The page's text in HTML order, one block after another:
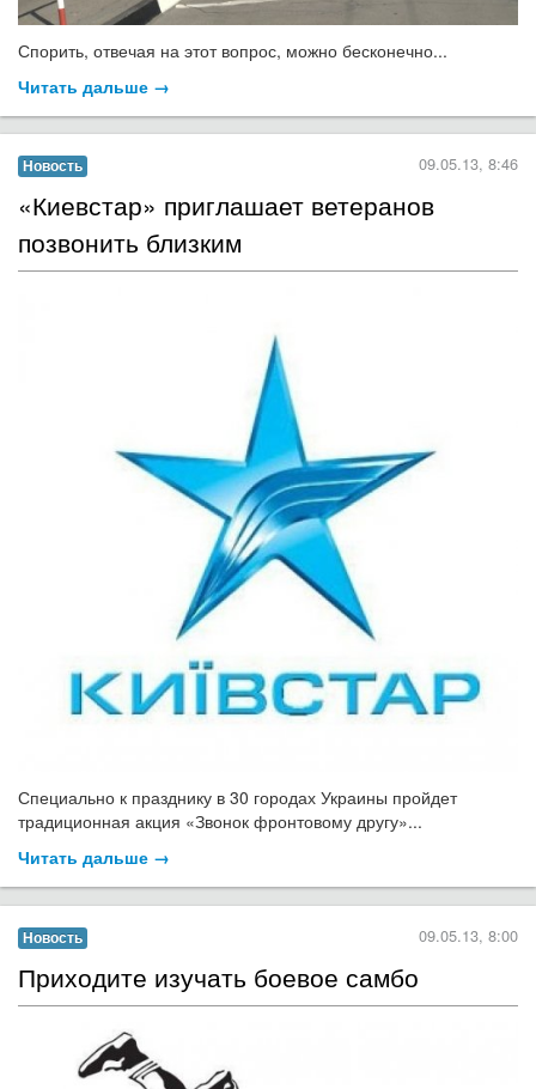
Спорить, отвечая на этот вопрос, можно бесконечно...
Читать дальше →
Новость 09.05.13, 8:46
«Киевстар» приглашает ветеранов
позвонить близким
Специально к празднику в 30 городах Украины пройдет
традиционная акция «Звонок фронтовому другу»...
Читать дальше →
Новость 09.05.13, 8:00
Приходите изучать боевое самбо